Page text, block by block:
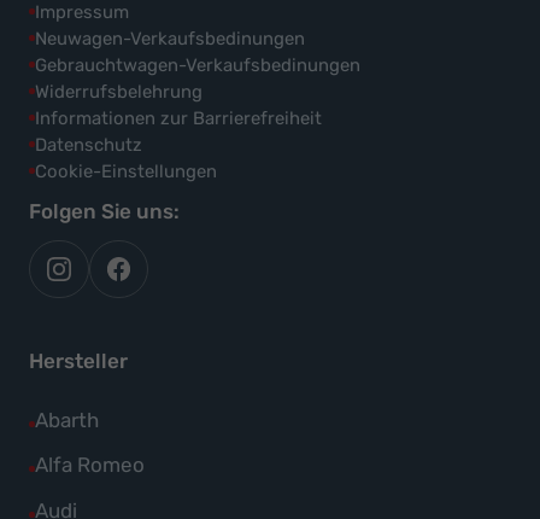
Impressum
Neuwagen-Verkaufsbedinungen
Gebrauchtwagen-Verkaufsbedinungen
Widerrufsbelehrung
Informationen zur Barrierefreiheit
Datenschutz
Cookie-Einstellungen
Folgen Sie uns:
autoflex
auf
autoflex24
auf
Hersteller
Abarth
Alle
Fahrzeuge
Alfa Romeo
Alle
Fahrzeuge
Audi
Alle